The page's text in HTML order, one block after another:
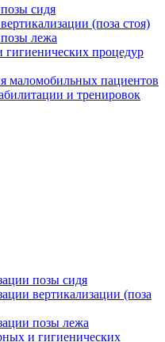
сидя
(поза стоя)
лежа
процедур
маломобильных пациентов
и тренировок
позы сидя
вертикализации (поза
позы лежа
и гигиенических